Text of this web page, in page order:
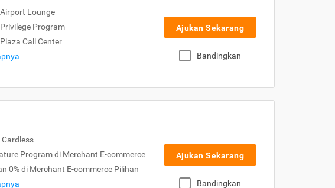
Lounge
Program
Call Center
Ajukan Sekarang
Bandingkan
Cardless
Program di Merchant E-commerce
0% di Merchant E-commerce Pilihan
Ajukan Sekarang
Bandingkan